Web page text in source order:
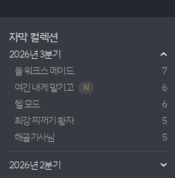
자막 컬렉션
2026년 3분기
올 워크스 메이드
7
여긴 내게 맡기고
N
6
헬 모드
6
최강 찌꺼기 황자
5
해골기사님
5
2026년 2분기